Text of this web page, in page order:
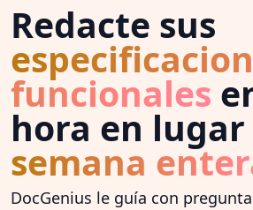
Redacte sus
funcionales
hora en lugar
semana
DocGenius le guía con